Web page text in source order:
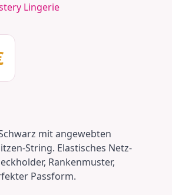
Lingerie
mit angewebten
String. Elastisches Netz-
Rankenmuster,
Passform.